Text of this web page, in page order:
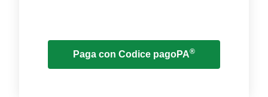
Paga con Codice pagoPA®